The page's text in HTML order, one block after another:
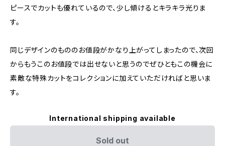
ピースでカットも優れているので、少し傾けるとキラキラ光りま
す。
同じデザインのもののお値段がかなり上がってしまったので、次回
からもうこのお値段では出せないと思うのでぜひともこの機会に
素敵な特殊カットをコレクションに加えていただければと思いま
す。
International shipping available
Sold out